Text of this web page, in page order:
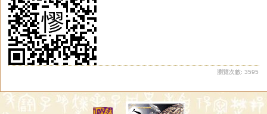
瀏覽次數: 3595